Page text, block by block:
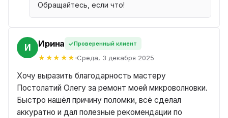
Обращайтесь, если что!
Ирина Проверенный клиент
Среда, 3 декабря 2025
Хочу выразить благодарность мастеру
Постолатий Олегу за ремонт моей микроволновки.
Быстро нашёл причину поломки, всё сделал
аккуратно и дал полезные рекомендации по